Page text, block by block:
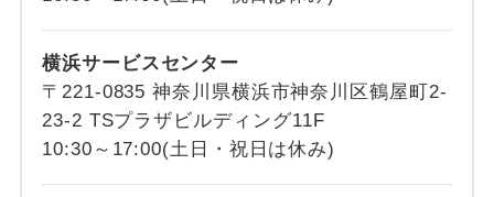
横浜サービスセンター
〒221-0835 神奈川県横浜市神奈川区鶴屋町2-
23-2 TSプラザビルディング11F
10:30～17:00(土日・祝日は休み)